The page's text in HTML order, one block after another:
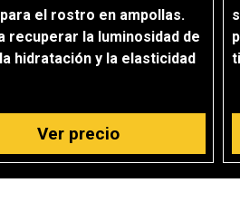
el rostro en ampollas.
recuperar la luminosidad de
hidratación y la elasticidad
Ver precio